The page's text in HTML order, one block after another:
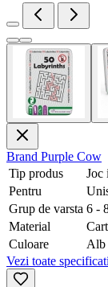
Brand Purple Cow
Tip produs
Joc
Pentru
Grup de varsta 6 -
Material
Culoare
Alb
Vezi toate